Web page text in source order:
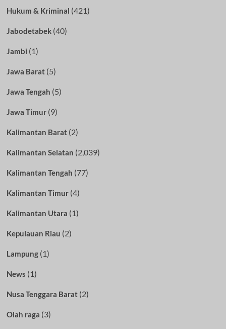
Hukum & Kriminal (421)
Jabodetabek(40)
Jambi (1)
Jawa Barat(5)
Jawa Tengah (5)
Jawa Timur(9)
Kalimantan Barat(2)
Kalimantan Selatan (2,039)
Kalimantan Tengah (77)
Kalimantan Timur(4)
Kalimantan Utara (1)
Kepulauan Riau (2)
Lampung(1)
News (1)
Nusa Tenggara Barat(2)
Olah raga (3)